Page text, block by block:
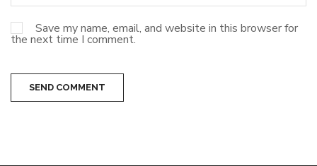
Save my name, email, and website in this browser for
the next time I comment.
SEND COMMENT